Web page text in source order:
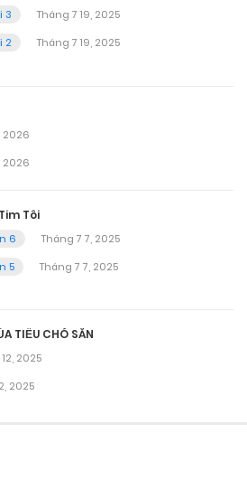
3
Tháng 7 19, 2025
2
Tháng 7 19, 2025
2026
2026
Tôi
6
Tháng 7 7, 2025
5
Tháng 7 7, 2025
TIỂU CHÓ SĂN
2025
2025